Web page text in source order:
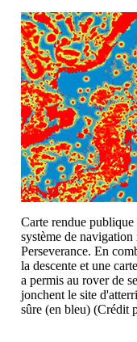
Carte rendue
système de
Perseverance. En
la descente et une
a permis au rover de
jonchent le site
sûre (en bleu)